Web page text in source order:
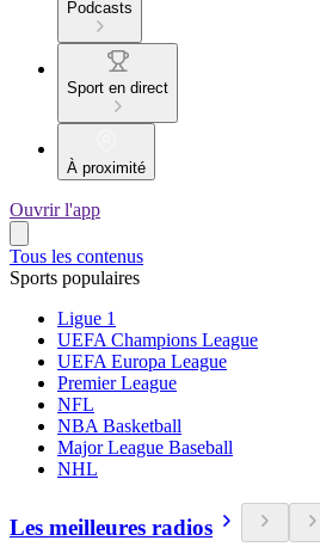
Podcasts
Sport en direct
À proximité
Ouvrir l'app
Tous les contenus
Sports populaires
Ligue 1
UEFA Champions League
UEFA Europa League
Premier League
NFL
NBA Basketball
Major League Baseball
NHL
Les meilleures radios